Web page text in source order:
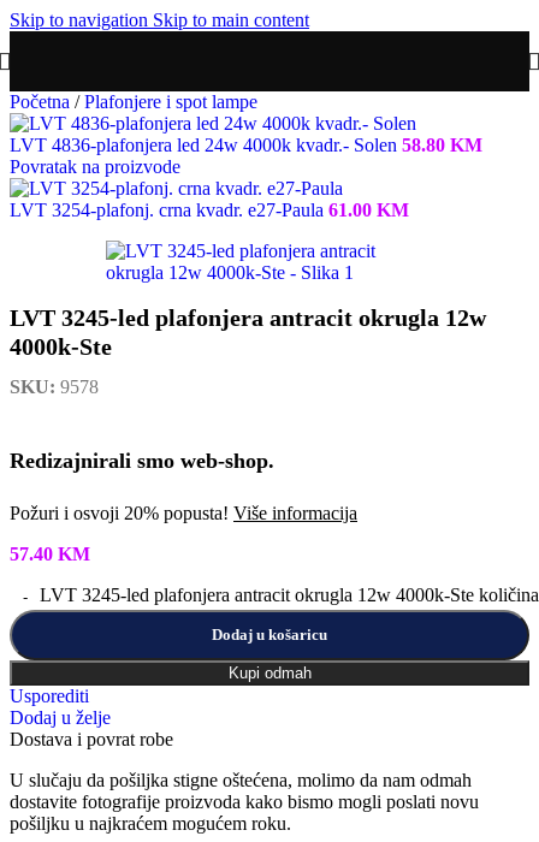
Skip to navigation Skip to main content
Početna / Plafonjere i spot lampe
LVT 4836-plafonjera led 24w 4000k kvadr.- Solen 58.80 KM
Povratak na proizvode
LVT 3254-plafonj. crna kvadr. e27-Paula 61.00 KM
LVT 3245-led plafonjera antracit okrugla 12w
4000k-Ste
SKU: 9578
Redizajnirali smo web-shop.
Požuri i osvoji 20% popusta! Više informacija
57.40 KM
LVT 3245-led plafonjera antracit okrugla 12w 4000k-Ste količina
Dodaj u košaricu
Kupi odmah
Usporediti
Dodaj u želje
Dostava i povrat robe
U slučaju da pošiljka stigne oštećena, molimo da nam odmah
dostavite fotografije proizvoda kako bismo mogli poslati novu
pošiljku u najkraćem mogućem roku.